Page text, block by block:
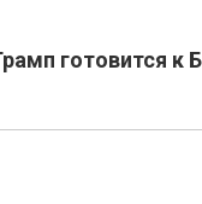
готовится к